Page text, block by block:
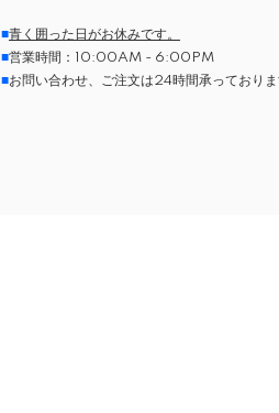
■青く囲った日がお休みです。
■営業時間：10:00AM - 6:00PM
■お問い合わせ、ご注文は24時間承っておりま